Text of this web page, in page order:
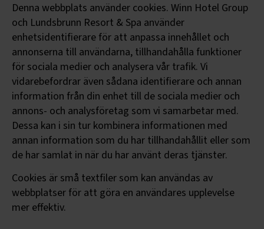
Denna webbplats använder cookies. Winn Hotel Group
och Lundsbrunn Resort & Spa använder
enhetsidentifierare för att anpassa innehållet och
annonserna till användarna, tillhandahålla funktioner
för sociala medier och analysera vår trafik. Vi
vidarebefordrar även sådana identifierare och annan
information från din enhet till de sociala medier och
annons- och analysföretag som vi samarbetar med.
Dessa kan i sin tur kombinera informationen med
annan information som du har tillhandahållit eller som
de har samlat in när du har använt deras tjänster.
Cookies är små textfiler som kan användas av
webbplatser för att göra en användares upplevelse
mer effektiv.